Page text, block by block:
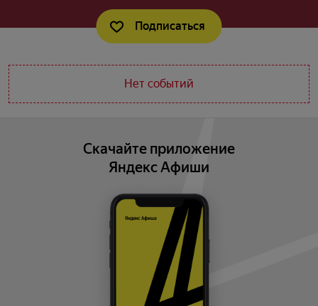
Подписаться
Нет событий
Скачайте приложение
Яндекс Афиши